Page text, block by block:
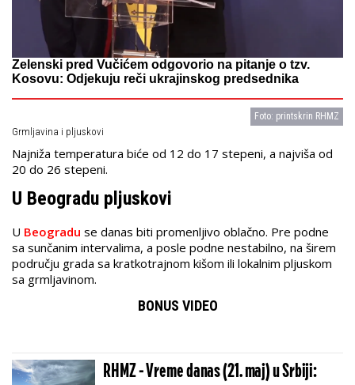
Foto: printskrin RHMZ
Zelenski pred Vučićem odgovorio na pitanje o tzv.
Kosovu: Odjekuju reči ukrajinskog predsednika
Grmljavina i pljuskovi
Najniža temperatura biće od 12 do 17 stepeni, a najviša od
20 do 26 stepeni.
U Beogradu pljuskovi
U Beogradu se danas biti promenljivo oblačno. Pre podne
sa sunčanim intervalima, a posle podne nestabilno, na širem
području grada sa kratkotrajnom kišom ili lokalnim pljuskom
sa grmljavinom.
BONUS VIDEO
RHMZ - Vreme danas (21. maj) u Srbiji: